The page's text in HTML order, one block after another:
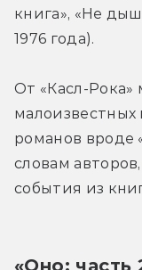
книга», «Не
1976 года).
От «Касл-
романов вроде
словам
события из
«Оно: часть